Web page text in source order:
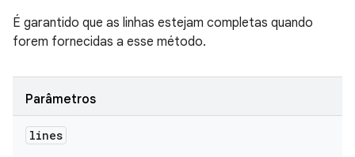
É garantido que as linhas estejam completas quando
forem fornecidas a esse método.
Parâmetros
lines